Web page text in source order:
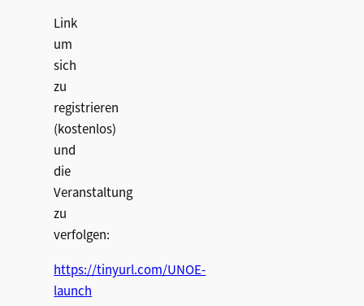
Link
um
sich
zu
registrieren
(kostenlos)
und
die
Veranstaltung
zu
verfolgen:
https://tinyurl.com/UNOE-
launch